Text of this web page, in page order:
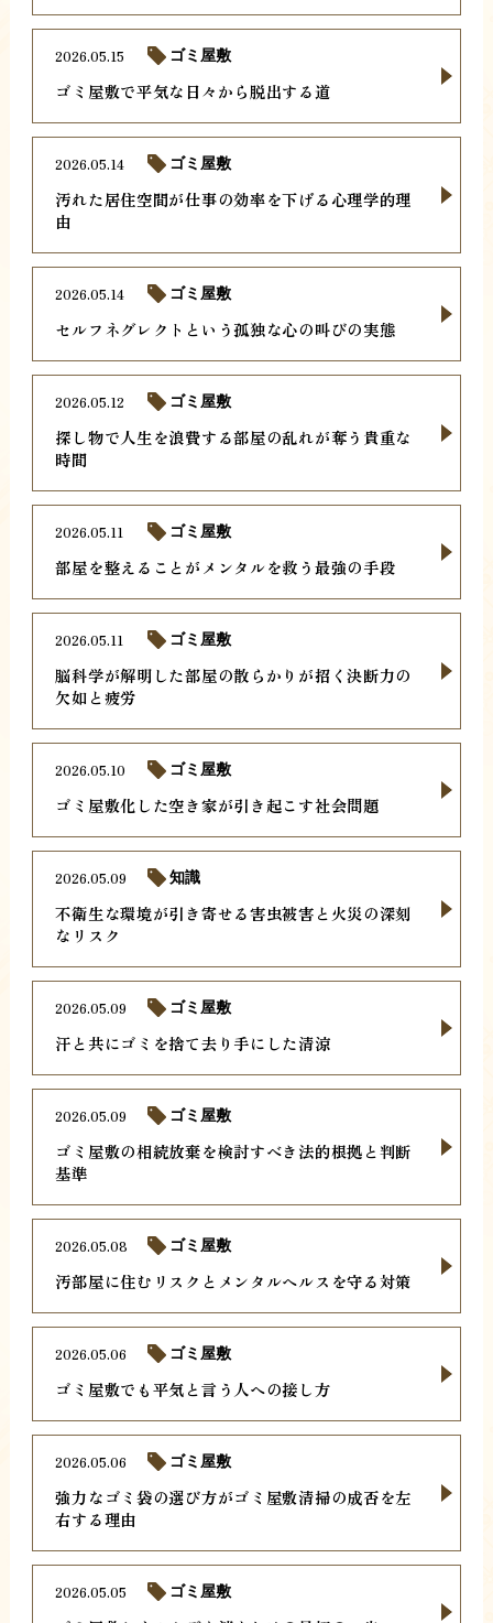
ゴミ屋敷で平気な日々から脱出する道
2026.05.15 ゴミ屋敷
汚れた居住空間が仕事の効率を下げる心理学的理
由
2026.05.14 ゴミ屋敷
セルフネグレクトという孤独な心の叫びの実態
2026.05.14 ゴミ屋敷
探し物で人生を浪費する部屋の乱れが奪う貴重な
時間
2026.05.12 ゴミ屋敷
部屋を整えることがメンタルを救う最強の手段
2026.05.11 ゴミ屋敷
脳科学が解明した部屋の散らかりが招く決断力の
欠如と疲労
2026.05.11 ゴミ屋敷
ゴミ屋敷化した空き家が引き起こす社会問題
2026.05.10 ゴミ屋敷
不衛生な環境が引き寄せる害虫被害と火災の深刻
なリスク
2026.05.09 知識
汗と共にゴミを捨て去り手にした清涼
2026.05.09 ゴミ屋敷
ゴミ屋敷の相続放棄を検討すべき法的根拠と判断
基準
2026.05.09 ゴミ屋敷
汚部屋に住むリスクとメンタルヘルスを守る対策
2026.05.08 ゴミ屋敷
ゴミ屋敷でも平気と言う人への接し方
2026.05.06 ゴミ屋敷
強力なゴミ袋の選び方がゴミ屋敷清掃の成否を左
右する理由
2026.05.06 ゴミ屋敷
2026.05.05 ゴミ屋敷